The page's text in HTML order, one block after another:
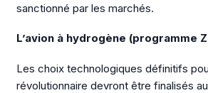
sanctionné par les marchés.
L’avion à hydrogène (programme
Les choix technologiques définitifs
révolutionnaire devront être finalisés